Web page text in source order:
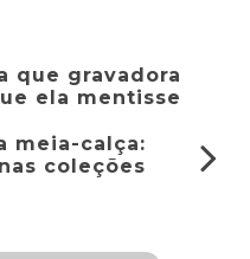
que gravadora
ela mentisse
meia-calça:
coleções